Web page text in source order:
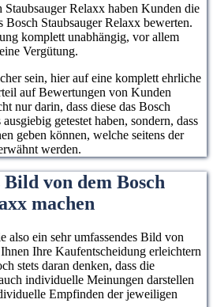
Relaxx haben Kunden die
Bosch Staubsauger Relaxx bewerten.
komplett unabhängig, vor allem
Vergütung.
sein, hier auf eine komplett ehrliche
auf Bewertungen von Kunden
nur darin, dass diese das Bosch
getestet haben, sondern, dass
geben können, welche seitens der
werden.
Bild von dem Bosch
machen
also ein sehr umfassendes Bild von
Ihre Kaufentscheidung erleichtern
stets daran denken, dass die
individuelle Meinungen darstellen
Empfinden der jeweiligen